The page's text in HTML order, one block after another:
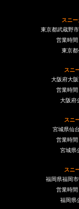
スニ
東京都武蔵野
営業時
東京
スニ
大阪府大
営業時
大阪府
スニ
宮城県仙
営業時
宮城県
スニ
福岡県福岡
営業時
福岡県